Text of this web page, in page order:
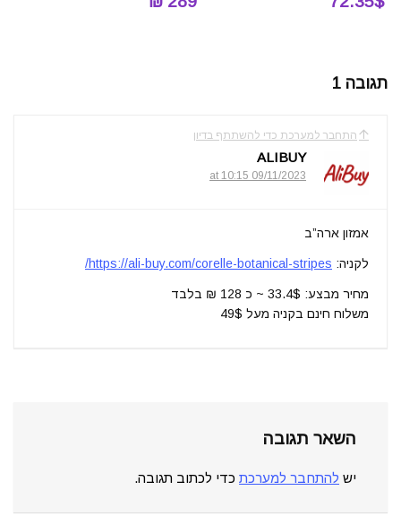
תגובה 1
התחבר למערכת כדי להשתתף בדיון
ALIBUY
09/11/2023 at 10:15
אמזון ארה”ב
לקניה: https://ali-buy.com/corelle-botanical-stripes/
מחיר מבצע: 33.4$ ~ כ 128 ₪ בלבד
משלוח חינם בקניה מעל 49$
השאר תגובה
יש להתחבר למערכת כדי לכתוב תגובה.